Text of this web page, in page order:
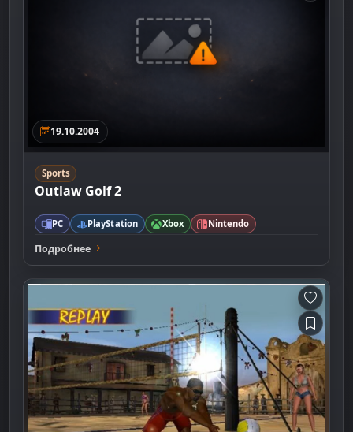
19.10.2004
Sports
Outlaw Golf 2
PC PlayStation Xbox Nintendo
Подробнее